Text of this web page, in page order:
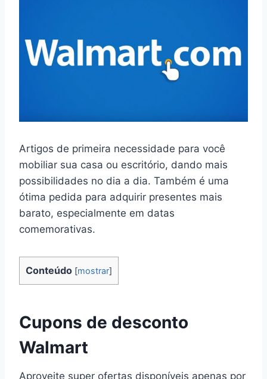
Artigos de primeira necessidade para você
mobiliar sua casa ou escritório, dando mais
possibilidades no dia a dia. Também é uma
ótima pedida para adquirir presentes mais
barato, especialmente em datas
comemorativas.
Conteúdo [mostrar]
Cupons de desconto
Walmart
Aproveite super ofertas disponíveis apenas por